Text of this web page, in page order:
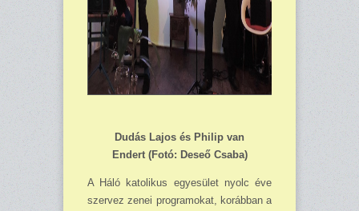
Dudás Lajos és Philip van
Endert (Fotó: Deseő Csaba)
A Háló katolikus egyesület nyolc éve
szervez zenei programokat, korábban a